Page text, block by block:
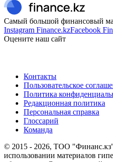
Самый большой финансовый
Instagram Finance.kzFacebook
Оцените наш сайт
Контакты
Пользовательское
Политика
Редакционная политика
Персональная справка
Глоссарий
Команда
© 2015 - 2026, ТОО
использовании материалов